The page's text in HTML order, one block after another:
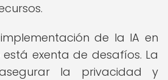
de la IA en
exenta de desafíos. La
la privacidad y